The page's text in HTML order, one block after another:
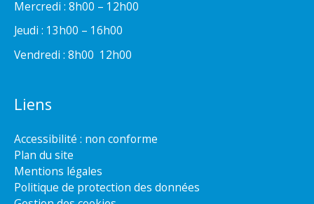
Mercredi : 8h00 – 12h00
Jeudi : 13h00 – 16h00
Vendredi : 8h00  12h00
Liens
Accessibilité : non conforme
Plan du site
Mentions légales
Politique de protection des données